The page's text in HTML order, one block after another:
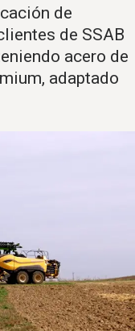
de
de SSAB
acero de
adaptado